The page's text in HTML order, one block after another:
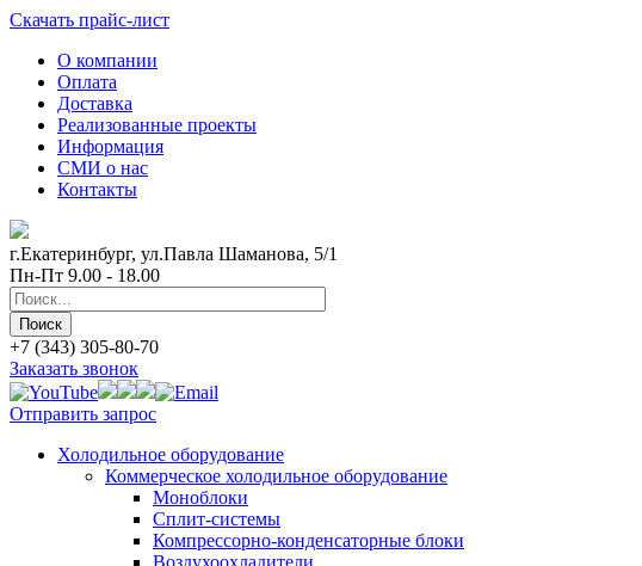
Скачать прайс-лист
О компании
Оплата
Доставка
Реализованные проекты
Информация
СМИ о нас
Контакты
г.Екатеринбург, ул.Павла Шаманова, 5/1
Пн-Пт 9.00 - 18.00
+7 (343) 305-80-70
Заказать звонок
Отправить запрос
Холодильное оборудование
Коммерческое холодильное оборудование
Моноблоки
Сплит-системы
Компрессорно-конденсаторные блоки
Воздухоохладители